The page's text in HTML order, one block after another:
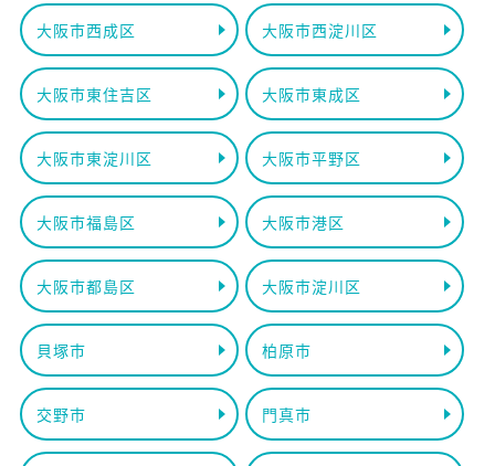
大阪市西成区 大阪市西淀川区
大阪市東住吉区 大阪市東成区
大阪市東淀川区 大阪市平野区
大阪市福島区 大阪市港区
大阪市都島区 大阪市淀川区
貝塚市 柏原市
交野市 門真市